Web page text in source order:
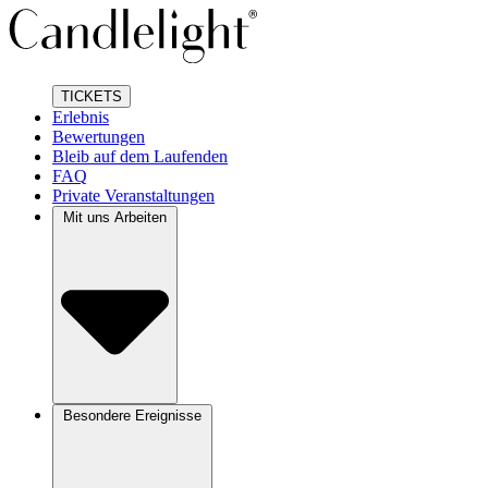
TICKETS
Erlebnis
Bewertungen
Bleib auf dem Laufenden
FAQ
Private Veranstaltungen